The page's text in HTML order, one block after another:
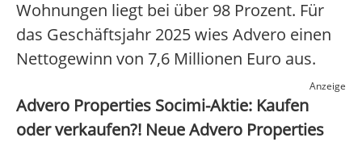
Wohnungen liegt bei über 98 Prozent. Für
das Geschäftsjahr 2025 wies Advero einen
Nettogewinn von 7,6 Millionen Euro aus.
Anzeige
Advero Properties Socimi-Aktie: Kaufen
oder verkaufen?! Neue Advero Properties